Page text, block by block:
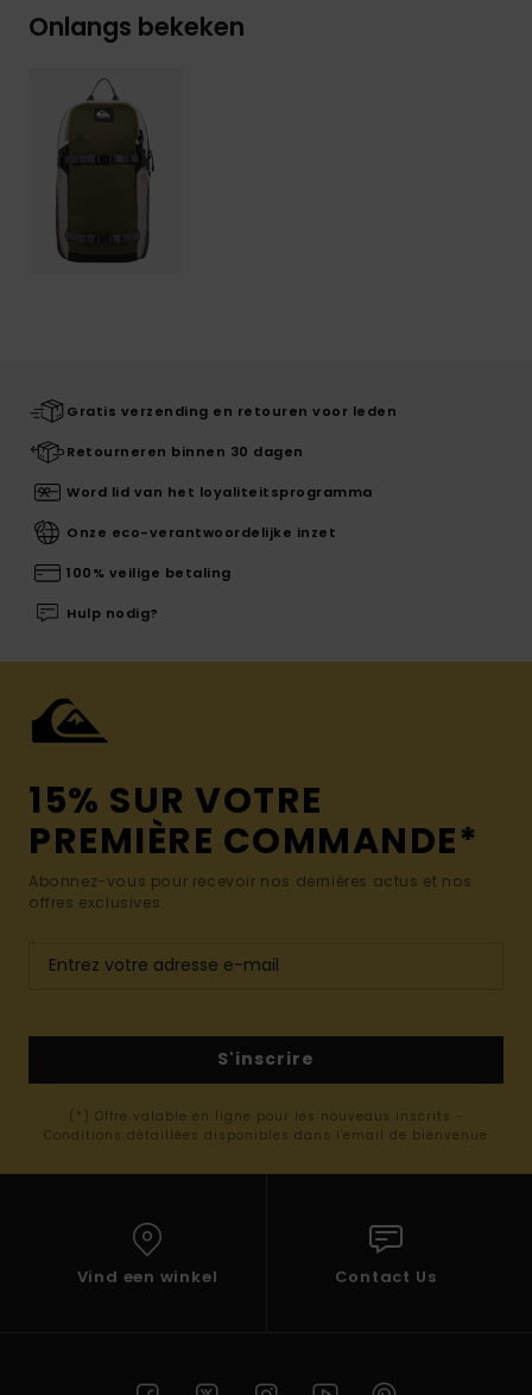
Onlangs bekeken
Gratis verzending en retouren voor leden
Retourneren binnen 30 dagen
Word lid van het loyaliteitsprogramma
Onze eco-verantwoordelijke inzet
100% veilige betaling
Hulp nodig?
15% SUR VOTRE
PREMIÈRE COMMANDE*
Abonnez-vous pour recevoir nos dernières actus et nos
offres exclusives.
S'inscrire
(*) Offre valable en ligne pour les nouveaux inscrits -
Conditions détaillées disponibles dans l'email de bienvenue
Vind een winkel Contact Us